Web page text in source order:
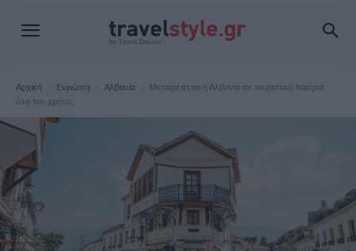
Αρχική Ευρώπη Αλβανία
Μετατρέπεται η Αλβανία σε τουριστικό hotspot
όλο τον χρόνο;